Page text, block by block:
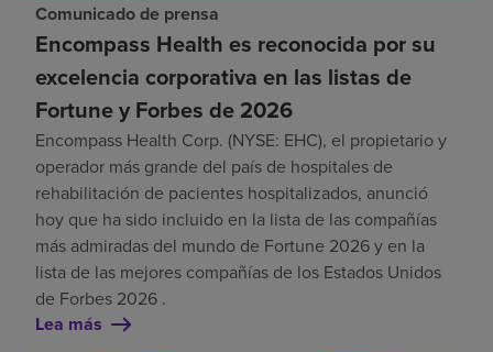
Comunicado de prensa
Encompass Health es reconocida por su
excelencia corporativa en las listas de
Fortune y Forbes de 2026
Encompass Health Corp. (NYSE: EHC), el propietario y
operador más grande del país de hospitales de
rehabilitación de pacientes hospitalizados, anunció
hoy que ha sido incluido en la lista de las compañías
más admiradas del mundo de Fortune 2026 y en la
lista de las mejores compañías de los Estados Unidos
de Forbes 2026 .
Lea más